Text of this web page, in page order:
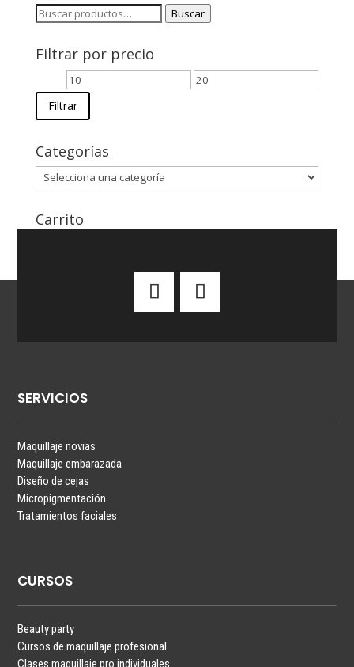
Buscar
Buscar
Filtrar por precio
Precio
mínimo
Precio
Filtrar
Categorías
Carrito
SERVICIOS
Maquillaje novias
Maquillaje embarazada
Diseño de cejas
Micropigmentación
Tratamientos faciales
CURSOS
Beauty party
Cursos de maquillaje profesional
Clases maquillaje pro individuales